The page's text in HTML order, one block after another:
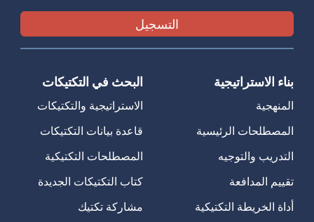
بناء الاستراتيجية
المنهجية
المصطلحات الرئيسية
التدريب والتوجيه
تقييم المدافعة
أداة الخريطة التكتيكية
البحث في التكتيكات
الاستراتيجية والتكتيكات
قاعدة بيانات التكتيكات
المصطلحات التكتيكية
كتاب التكتيكات الجديدة
مشاركة تكتيك